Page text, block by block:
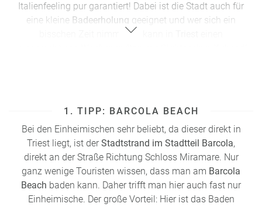
Italienfeeling pur garantiert! Dabei ist die Stadt auch für
eine kleine Badeerholung geeignet und wer sich ein
bisschen Zeit nimmt, der kann in
1. TIPP: BARCOLA BEACH
Bei den Einheimischen sehr beliebt, da dieser direkt in
Triest liegt, ist der Stadtstrand im Stadtteil Barcola,
direkt an der Straße Richtung Schloss Miramare. Nur
ganz wenige Touristen wissen, dass man am Barcola
Beach baden kann. Daher trifft man hier auch fast nur
Einheimische. Der große Vorteil: Hier ist das Baden